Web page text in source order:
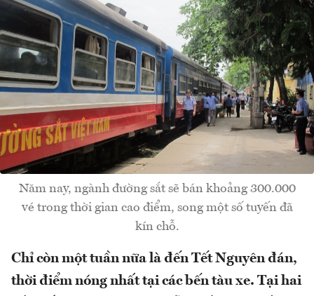
Năm nay, ngành đường sắt sẽ bán khoảng 300.000
vé trong thời gian cao điểm, song một số tuyến đã
kín chỗ.
Chỉ còn một tuần nữa là đến Tết Nguyên đán,
thời điểm nóng nhất tại các bến tàu xe. Tại hai